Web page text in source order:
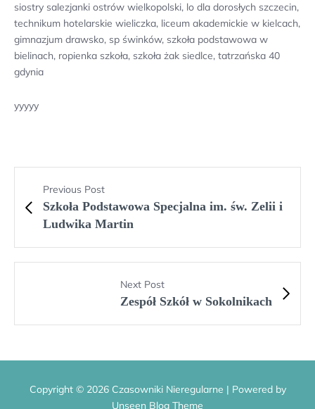
siostry salezjanki ostrów wielkopolski, lo dla dorosłych szczecin,
technikum hotelarskie wieliczka, liceum akademickie w kielcach,
gimnazjum drawsko, sp świnków, szkoła podstawowa w
bielinach, ropienka szkoła, szkoła żak siedlce, tatrzańska 40
gdynia
yyyyy
Previous Post
Szkoła Podstawowa Specjalna im. św. Zelii i
Ludwika Martin
Next Post
Zespół Szkół w Sokolnikach
Copyright © 2026 Czasowniki Nieregularne | Powered by
Unseen Blog Theme